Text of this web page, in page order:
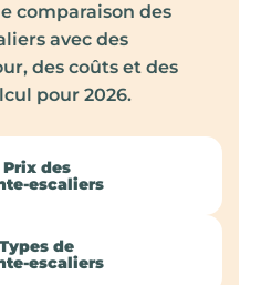
comparaison des
avec des
des coûts et des
pour 2026.
Prix des
escaliers
Types de
escaliers